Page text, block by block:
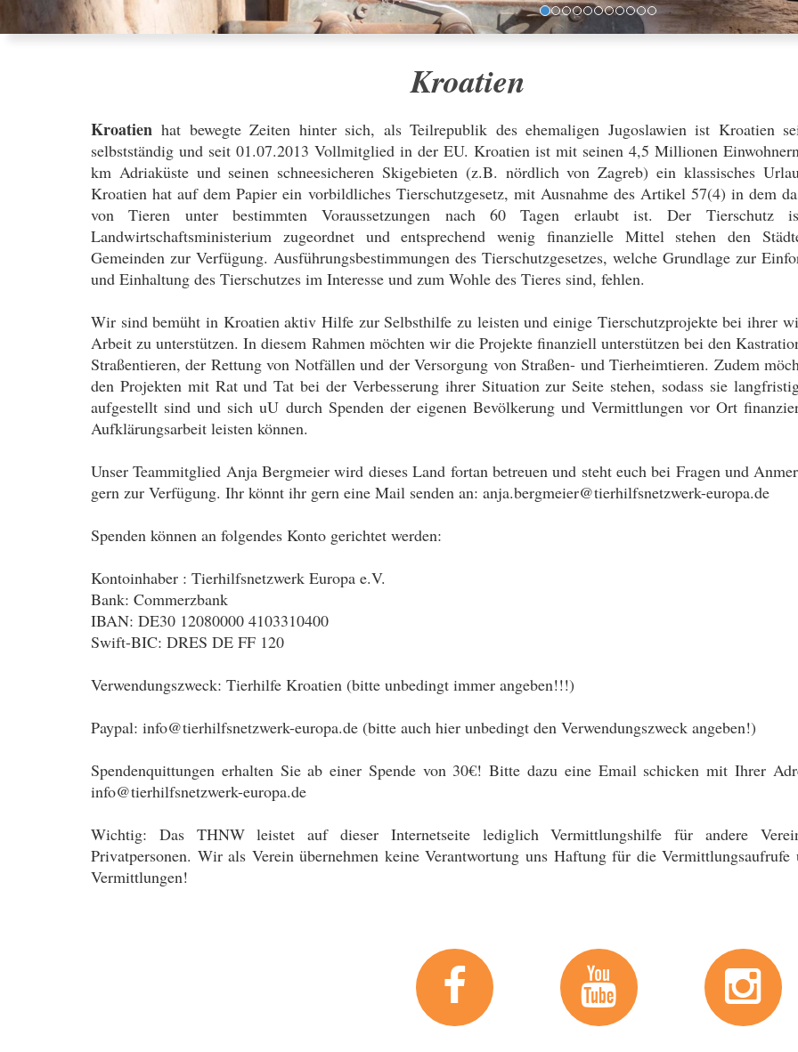
Kroatien
Kroatien hat bewegte Zeiten hinter sich, als Teilrepublik des ehemaligen Jugoslawien ist Kroatien
selbstständig und seit 01.07.2013 Vollmitglied in der EU. Kroatien ist mit seinen 4,5 Millionen
km Adriaküste und seinen schneesicheren Skigebieten (z.B. nördlich von Zagreb) ein klassisches
Kroatien hat auf dem Papier ein vorbildliches Tierschutzgesetz, mit Ausnahme des Artikel 57(4) in dem
von Tieren unter bestimmten Voraussetzungen nach 60 Tagen erlaubt ist. Der Tierschutz
Landwirtschaftsministerium zugeordnet und entsprechend wenig finanzielle Mittel stehen den
Gemeinden zur Verfügung. Ausführungsbestimmungen des Tierschutzgesetzes, welche Grundlage zur
und Einhaltung des Tierschutzes im Interesse und zum Wohle des Tieres sind, fehlen.
Wir sind bemüht in Kroatien aktiv Hilfe zur Selbsthilfe zu leisten und einige Tierschutzprojekte bei ihrer
Arbeit zu unterstützen. In diesem Rahmen möchten wir die Projekte finanziell unterstützen bei den
Straßentieren, der Rettung von Notfällen und der Versorgung von Straßen- und Tierheimtieren. Zudem
den Projekten mit Rat und Tat bei der Verbesserung ihrer Situation zur Seite stehen, sodass sie
aufgestellt sind und sich uU durch Spenden der eigenen Bevölkerung und Vermittlungen vor Ort
Aufklärungsarbeit leisten können.
Unser Teammitglied Anja Bergmeier wird dieses Land fortan betreuen und steht euch bei Fragen und
gern zur Verfügung. Ihr könnt ihr gern eine Mail senden an: anja.bergmeier@tierhilfsnetzwerk-europa.de
Spenden können an folgendes Konto gerichtet werden:
Kontoinhaber : Tierhilfsnetzwerk Europa e.V.
Bank: Commerzbank
IBAN: DE30 12080000 4103310400
Swift-BIC: DRES DE FF 120
Verwendungszweck: Tierhilfe Kroatien (bitte unbedingt immer angeben!!!)
Paypal: info@tierhilfsnetzwerk-europa.de (bitte auch hier unbedingt den Verwendungszweck angeben!)
Spendenquittungen erhalten Sie ab einer Spende von 30€! Bitte dazu eine Email schicken mit Ihrer
info@tierhilfsnetzwerk-europa.de
Wichtig: Das THNW leistet auf dieser Internetseite lediglich Vermittlungshilfe für andere
Privatpersonen. Wir als Verein übernehmen keine Verantwortung uns Haftung für die Vermittlungsaufrufe
Vermittlungen!